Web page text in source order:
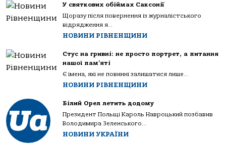
У святкових обіймах Саксонії
Щоразу після повернення із журналістського
відрядження я...
НОВИНИ РІВНЕНЩИНИ
Стус на гривні: не просто портрет, а питання
нашої пам’яті
Є імена, які не повинні залишатися лише...
НОВИНИ РІВНЕНЩИНИ
Білий Орел летить додому
Президент Польщі Кароль Навроцький позбавив
Володимира Зеленського...
НОВИНИ УКРАЇНИ